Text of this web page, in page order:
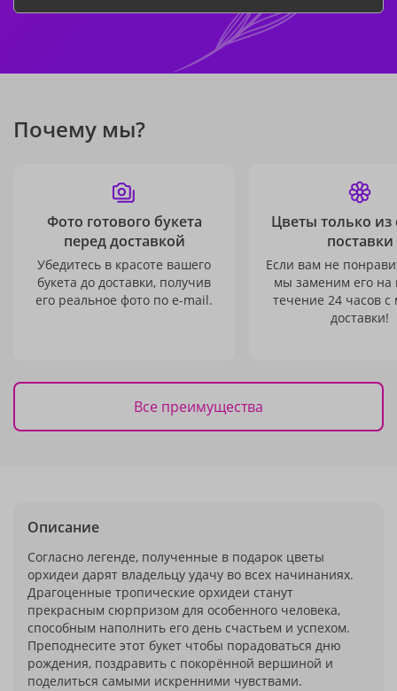
Почему мы?
Фото готового букета
перед доставкой
Убедитесь в красоте вашего
букета до доставки, получив
его реальное фото по e-mail.
Цветы только из
поставки
Если вам не
мы заменим его на
течение 24 часов с
доставки!
Все преимущества
Описание
Согласно легенде, полученные в подарок цветы
орхидеи дарят владельцу удачу во всех начинаниях.
Драгоценные тропические орхидеи станут
прекрасным сюрпризом для особенного человека,
способным наполнить его день счастьем и успехом.
Преподнесите этот букет чтобы порадоваться дню
рождения, поздравить с покорённой вершиной и
поделиться самыми искренними чувствами.